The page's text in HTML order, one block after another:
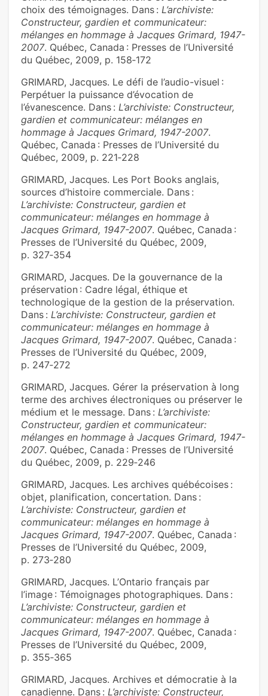
choix des témoignages. Dans : L’archiviste:
Constructeur, gardien et communicateur:
mélanges en hommage à Jacques Grimard, 1947-
2007. Québec, Canada : Presses de l’Université
du Québec, 2009, p. 158‑172
GRIMARD, Jacques. Le défi de l’audio-visuel :
Perpétuer la puissance d’évocation de
l’évanescence. Dans : L’archiviste: Constructeur,
gardien et communicateur: mélanges en
hommage à Jacques Grimard, 1947-2007.
Québec, Canada : Presses de l’Université du
Québec, 2009, p. 221‑228
GRIMARD, Jacques. Les Port Books anglais,
sources d’histoire commerciale. Dans :
L’archiviste: Constructeur, gardien et
communicateur: mélanges en hommage à
Jacques Grimard, 1947-2007. Québec, Canada :
Presses de l’Université du Québec, 2009,
p. 327‑354
GRIMARD, Jacques. De la gouvernance de la
préservation : Cadre légal, éthique et
technologique de la gestion de la préservation.
Dans : L’archiviste: Constructeur, gardien et
communicateur: mélanges en hommage à
Jacques Grimard, 1947-2007. Québec, Canada :
Presses de l’Université du Québec, 2009,
p. 247‑272
GRIMARD, Jacques. Gérer la préservation à long
terme des archives électroniques ou préserver le
médium et le message. Dans : L’archiviste:
Constructeur, gardien et communicateur:
mélanges en hommage à Jacques Grimard, 1947-
2007. Québec, Canada : Presses de l’Université
du Québec, 2009, p. 229‑246
GRIMARD, Jacques. Les archives québécoises :
objet, planification, concertation. Dans :
L’archiviste: Constructeur, gardien et
communicateur: mélanges en hommage à
Jacques Grimard, 1947-2007. Québec, Canada :
Presses de l’Université du Québec, 2009,
p. 273‑280
GRIMARD, Jacques. L’Ontario français par
l’image : Témoignages photographiques. Dans :
L’archiviste: Constructeur, gardien et
communicateur: mélanges en hommage à
Jacques Grimard, 1947-2007. Québec, Canada :
Presses de l’Université du Québec, 2009,
p. 355‑365
GRIMARD, Jacques. Archives et démocratie à la
canadienne. Dans : L’archiviste: Constructeur,